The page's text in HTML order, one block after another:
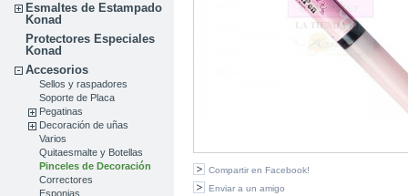
Esmaltes de Estampado
Konad
Protectores Especiales
Konad
Accesorios
Sellos y raspadores
Soporte de Placa
Pegatinas
Decoración de uñas
Varios
Quitaesmalte y Botellas
Pinceles de Decoración
Correctores
Esponjas
Compartir en Facebook!
Enviar a un amigo